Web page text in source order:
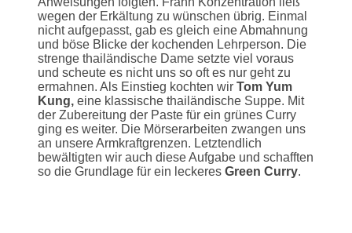
wegen der Erkältung zu wünschen übrig. Einmal
nicht aufgepasst, gab es gleich eine Abmahnung
und böse Blicke der kochenden Lehrperson. Die
strenge thailändische Dame setzte viel voraus
und scheute es nicht uns so oft es nur geht zu
ermahnen. Als Einstieg kochten wir Tom Yum
Kung, eine klassische thailändische Suppe. Mit
der Zubereitung der Paste für ein grünes Curry
ging es weiter. Die Mörserarbeiten zwangen uns
an unsere Armkraftgrenzen. Letztendlich
bewältigten wir auch diese Aufgabe und schafften
so die Grundlage für ein leckeres Green Curry.